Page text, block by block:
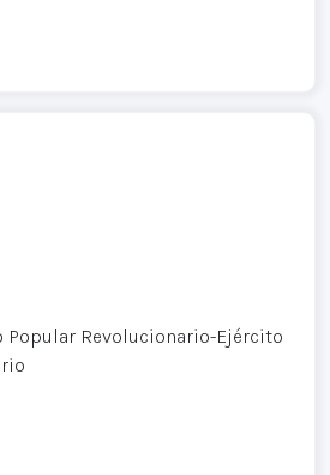
Popular Revolucionario-Ejército